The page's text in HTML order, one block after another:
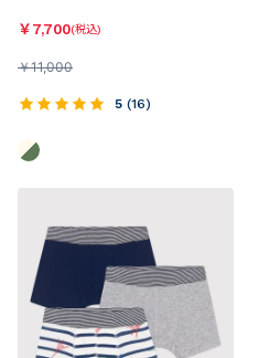
￥ 7,700(税込)
￥11,000
5 (16)